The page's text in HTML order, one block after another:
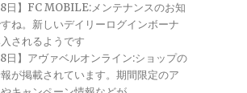
8日】FC MOBILE:メンテナンスのお知
ね。新しいデイリーログインボーナ
されるようです
8日】アヴァベルオンライン:ショップの
が掲載されています。期間限定のア